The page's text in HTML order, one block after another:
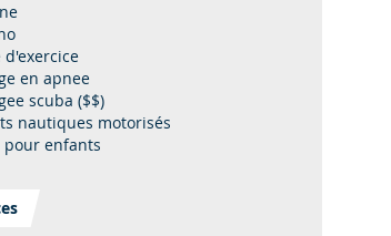
d'exercice
en apnee
scuba ($$)
nautiques motorisés
pour enfants